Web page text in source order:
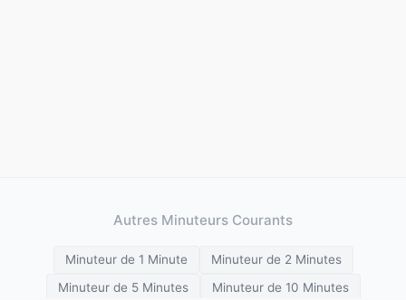
Autres Minuteurs Courants
Minuteur de 1 Minute
Minuteur de 2 Minutes
Minuteur de 5 Minutes
Minuteur de 10 Minutes